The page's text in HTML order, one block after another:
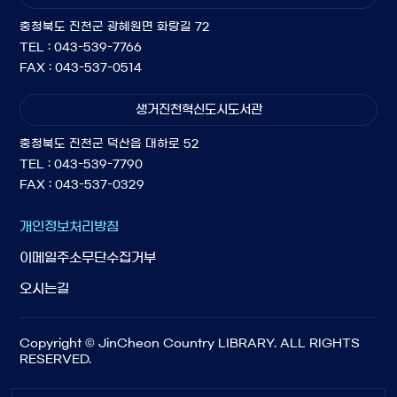
충청북도 진천군 광혜원면 화랑길 72
TEL : 043-539-7766
FAX : 043-537-0514
생거진천혁신도시도서관
충청북도 진천군 덕산읍 대하로 52
TEL : 043-539-7790
FAX : 043-537-0329
개인정보처리방침
이메일주소무단수집거부
오시는길
Copyright © JinCheon Country LIBRARY. ALL RIGHTS
RESERVED.